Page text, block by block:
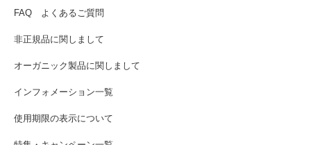
FAQ よくあるご質問
非正規品に関しまして
オーガニック製品に関しまして
インフォメーション一覧
使用期限の表示について